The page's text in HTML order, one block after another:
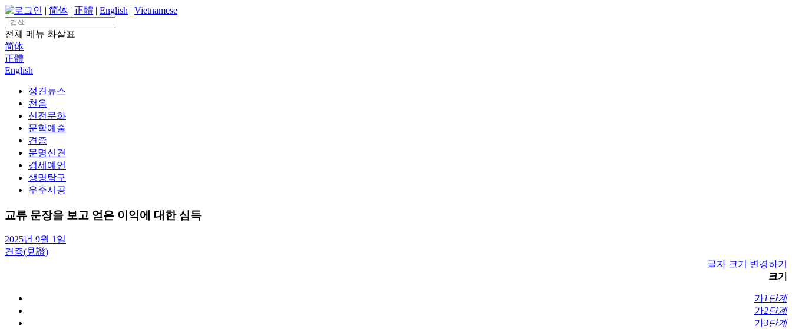
Skip
to
content
로그인 | 简体 | 正體 | English | Vietnamese
Search
for:
전체 메뉴 화살표
简体
正體
English
정견뉴스
천음
신전문화
문학예술
견증
문명신견
경세예언
생명탐구
우주시공
교류 문장을 보고 얻은 이익에 대한 심득
2025년 9월 1일
견증(見證)
글자 크기 변경하기
크기
가1단계
가2단계
가3단계